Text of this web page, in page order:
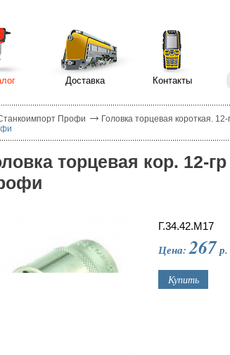
Доставка Контакты
Профи
Головка торцевая короткая.
торцевая кор. 12-
Г.34.42.М17
Цена:267р.